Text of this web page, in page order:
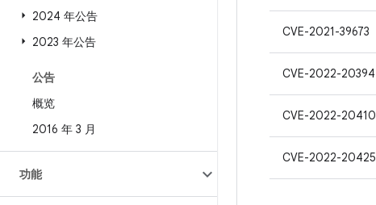
2024 年公告
2023 年公告
公告
概览
2016 年 3 月
功能
CVE-2021-39673
CVE-2022-20394
CVE-2022-20410
CVE-2022-20425